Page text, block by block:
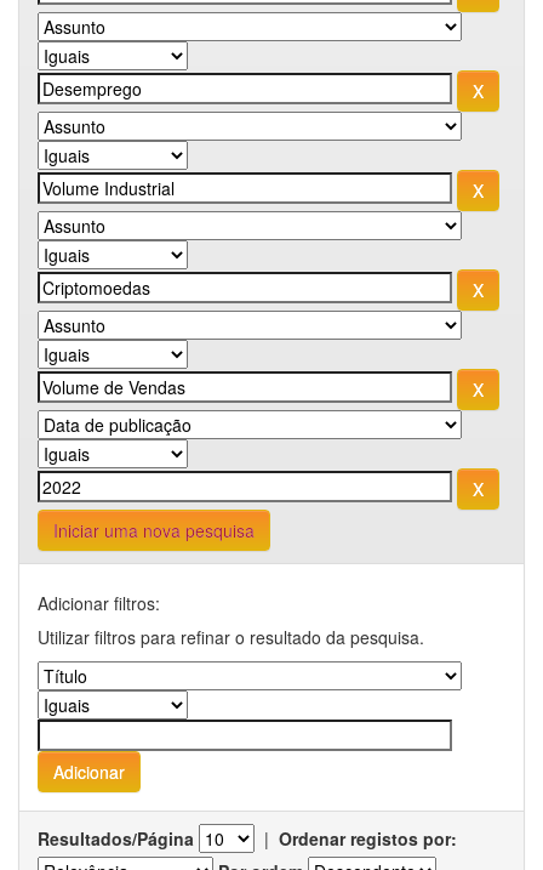
Iniciar uma nova pesquisa
Adicionar filtros:
Utilizar filtros para refinar o resultado da pesquisa.
Resultados/Página | Ordenar registos por: